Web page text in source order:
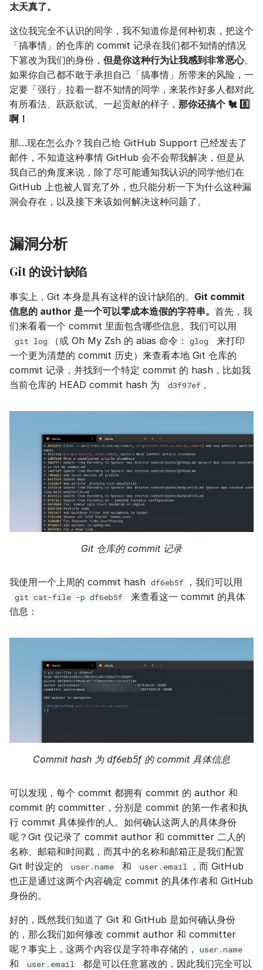
太天真了。
这位我完全不认识的同学，我不知道你是何种初衷，把这个
「搞事情」的仓库的 commit 记录在我们都不知情的情况
下篡改为我们的身份， 但是你这种行为让我感到非常恶心。
如果你自己都不敢于承担自己「搞事情」所带来的风险，一
定要「强行」拉着一群不知情的同学，来装作好多人都对此
有所看法、跃跃欲试、一起贡献的样子， 那你还搞个 🐔 8️⃣
啊！
那…现在怎么办？我自己给 GitHub Support 已经发去了
邮件，不知道这种事情 GitHub 会不会帮我解决，但是从
我自己的角度来说，除了尽可能通知我认识的同学他们在
GitHub 上也被人冒充了外，也只能分析一下为什么这种漏
洞会存在，以及接下来该如何解决这种问题了。
漏洞分析
Git 的设计缺陷
事实上，Git 本身是具有这样的设计缺陷的。 Git commit
信息的 author 是一个可以零成本造假的字符串。 首先，我
们来看看一个 commit 里面包含哪些信息。我们可以用
git log （或 Oh My Zsh 的 alias 命令： glog
来打印
一个更为清楚的 commit 历史）来查看本地 Git 仓库的
commit 记录，并找到一个特定 commit 的 hash，比如我
当前仓库的 HEAD commit hash 为
d3f97ef 。
Git 仓库的 commit 记录
我使用一个上周的 commit hash df6eb5f ，我们可以用
git cat-file -p df6eb5f
来查看这一 commit 的具体
信息：
Commit hash 为 df6eb5f 的 commit 具体信息
可以发现，每个 commit 都拥有 commit 的 author 和
commit 的 committer，分别是 commit 的第一作者和执
行 commit 具体操作的人。如何确认这两人的具体身份
呢？Git 仅记录了 commit author 和 committer 二人的
名称、邮箱和时间戳，而其中的名称和邮箱正是我们配置
Git 时设定的
user.name 和 user.email
，而 GitHub
也正是通过这两个内容确定 commit 的具体作者和 GitHub
身份的。
好的，既然我们知道了 Git 和 GitHub 是如何确认身份
的，那么我们如何修改 commit author 和 committer
呢？事实上，这两个内容仅是字符串存储的，
user.name
和 user.email
都是可以任意篡改的，因此我们完全可以